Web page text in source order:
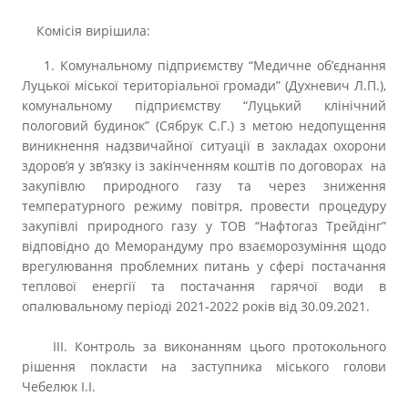
Комісія вирішила:
1. Комунальному підприємству “Медичне об’єднання
Луцької міської територіальної громади” (Духневич Л.П.),
комунальному підприємству “Луцький клінічний
пологовий будинок” (Сябрук С.Г.) з метою недопущення
виникнення надзвичайної ситуації в закладах охорони
здоров’я у зв’язку із закінченням коштів по договорах на
закупівлю природного газу та через зниження
температурного режиму повітря, провести процедуру
закупівлі природного газу у ТОВ “Нафтогаз Трейдінг”
відповідно до Меморандуму про взаєморозуміння щодо
врегулювання проблемних питань у сфері постачання
теплової енергії та постачання гарячої води в
опалювальному періоді 2021‑2022 років від 30.09.2021.
ІІІ. Контроль за виконанням цього протокольного
рішення покласти на заступника міського голови
Чебелюк І.І.